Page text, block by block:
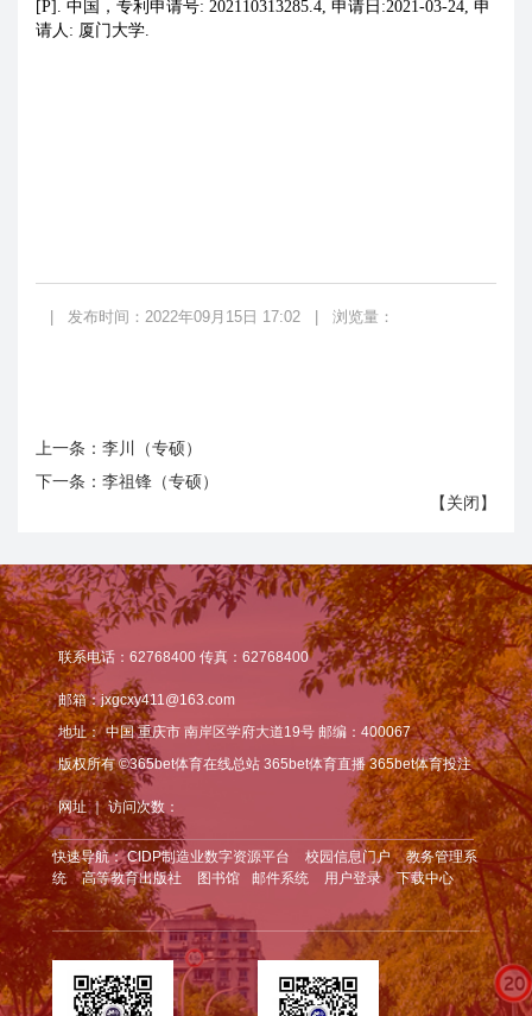
[P]. 中国，专利申请号: 202110313285.4, 申请日 :2021-03-24, 申
请人 : 厦门大学.
发布时间：2022年09月15日 17:02 浏览量：
上一条： 李川（专硕）
下一条： 李祖锋（专硕）
【关闭】
联系电话：62768400 传真：62768400
邮箱：jxgcxy411@163.com
地址： 中国 重庆市 南岸区学府大道19号 邮编：400067
版权所有 ©365bet体育在线总站 365bet体育直播 365bet体育投注
网址 ｜ 访问次数：
快速导航： CIDP制造业数字资源平台 校园信息门户
教务管理系
统
高等教育出版社 图书馆 邮件系统 用户登录 下载中心